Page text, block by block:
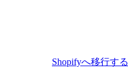
Shopifyへ移行する